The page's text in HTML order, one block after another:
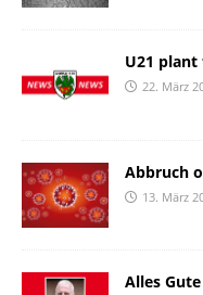
U21 plant
22. März
Abbruch
13. März
Alles